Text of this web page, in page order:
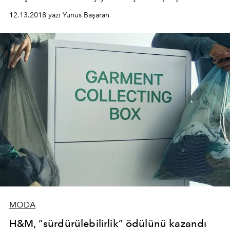
12.13.2018 yazı Yunus Başaran
MODA
H&M, “sürdürülebilirlik” ödülünü kazandı